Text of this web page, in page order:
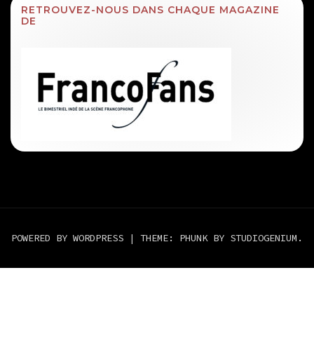
RETROUVEZ-NOUS DANS CHAQUE MAGAZINE
DE
POWERED BY WORDPRESS | THEME: PHUNK BY STUDIOGENIUM .